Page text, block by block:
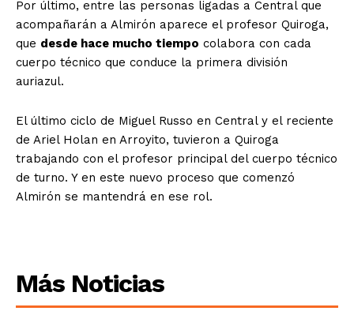
Por último, entre las personas ligadas a Central que
acompañarán a Almirón aparece el profesor Quiroga,
que desde hace mucho tiempo colabora con cada
cuerpo técnico que conduce la primera división
auriazul.
El último ciclo de Miguel Russo en Central y el reciente
de Ariel Holan en Arroyito, tuvieron a Quiroga
trabajando con el profesor principal del cuerpo técnico
de turno. Y en este nuevo proceso que comenzó
Almirón se mantendrá en ese rol.
Más Noticias